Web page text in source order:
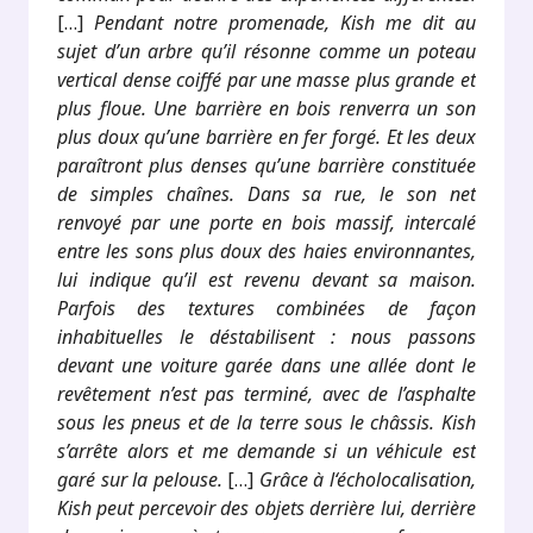
[…]Pendant notre promenade, Kish me dit au
sujet d’un arbre qu’il résonne comme un poteau
vertical dense coiffé par une masse plus grande et
plus floue. Une barrière en bois renverra un son
plus doux qu’une barrière en fer forgé. Et les deux
paraîtront plus denses qu’une barrière constituée
de simples chaînes. Dans sa rue, le son net
renvoyé par une porte en bois massif, intercalé
entre les sons plus doux des haies environnantes,
lui indique qu’il est revenu devant sa maison.
Parfois des textures combinées de façon
inhabituelles le déstabilisent : nous passons
devant une voiture garée dans une allée dont le
revêtement n’est pas terminé, avec de l’asphalte
sous les pneus et de la terre sous le châssis. Kish
s’arrête alors et me demande si un véhicule est
garé sur la pelouse. […] Grâce à l‘écholocalisation,
Kish peut percevoir des objets derrière lui, derrière